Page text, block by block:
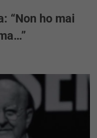
“Non ho mai